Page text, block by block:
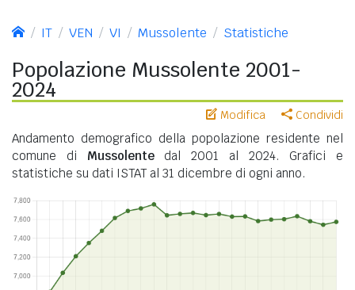
IT VEN VI Mussolente Statistiche
Popolazione Mussolente 2001-
2024
Modifica Condividi
Andamento demografico della popolazione residente nel
comune di Mussolentedal 2001 al 2024. Grafici e
statistiche su dati ISTAT al 31 dicembre di ogni anno.